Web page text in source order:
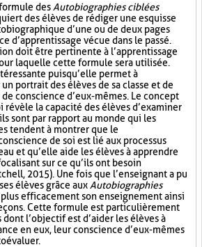
des Autobiographies ciblées
des élèves de rédiger une esquisse
d’une ou de deux pages
d’apprentissage vécue dans le passé.
doit être pertinente à l’apprentissage
laquelle cette formule sera utilisée.
puisqu’elle permet à
portrait des élèves de sa classe et de
conscience d’eux-mêmes. Le concept
révèle la capacité des élèves d’examiner
sont par rapport au monde qui les
tendent à montrer que le
de soi est lié aux processus
et qu’elle aide les élèves à apprendre
sur ce qu’ils ont besoin
2015). Une fois que l’enseignant a pu
élèves grâce aux Autobiographies
efficacement son enseignement ainsi
Cette formule est particulièrement
l’objectif est d’aider les élèves à
en eux, leur conscience d’eux-mêmes